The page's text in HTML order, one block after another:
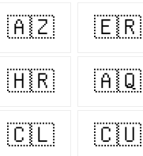
🇦🇿 🇪🇷
🇭🇷 🇦🇶
🇨🇱 🇨🇺